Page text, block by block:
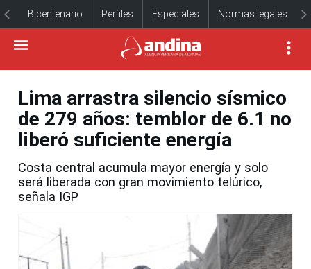
Bicentenario Perfiles Especiales Normas legales
Lima arrastra silencio sísmico
de 279 años: temblor de 6.1 no
liberó suficiente energía
Costa central acumula mayor energía y solo
será liberada con gran movimiento telúrico,
señala IGP